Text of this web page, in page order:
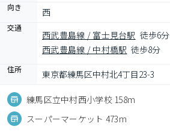
向き 西
交通
西武豊島線 / 富士見台駅 徒歩6分
西武豊島線 / 中村橋駅 徒歩8分
住所 東京都練馬区中村北4丁目23-3
練馬区立中村西小学校 158m
スーパーマーケット 473m